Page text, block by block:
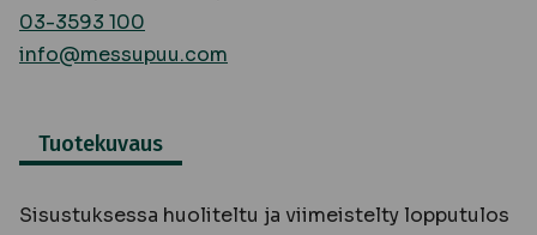
03-3593 100
info@messupuu.com
Tuotekuvaus
Sisustuksessa huoliteltu ja viimeistelty lopputulos